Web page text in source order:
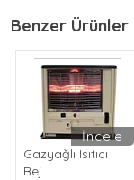
Benzer Ürünler
İncele
Gazyağlı Isıtıcı
Bej